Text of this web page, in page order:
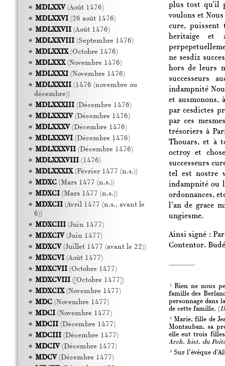
plus tost qu’il
voulons et
cure, puissent
heritaige et
ne sesdiz
hors de leurs
successeurs
indampnité
et ausmonons,
par cesdictes
par ces
trésoriers à
Thouars, et à
octroy et
successeurs
tel est nostre
indampnité ou
ordonnances,
l’an de grace
ungiesme.
Ainsi signé : Par
Contentor.
1Rien ne nous
famille des
personnage dans
de cette famille. (
2Marie, fille de
Montauban, sa
elle eut trois
Arch. hist. du
3Sur l’évêque
MDLXXV(Août 1476)
MDLXXVI(26 août 1476)
MDLXXVII(Août 1476)
MDLXXVIII(Septembre 1476)
MDLXXIX(Octobre 1476)
MDLXXX(Novembre 1476)
MDLXXXI(Novembre 1476)
MDLXXXII(1476 (novembre ou
décembre))
MDLXXXIII(Décembre 1476)
MDLXXXIV(Décembre 1476)
MDLXXXV(Décembre 1476)
MDLXXXVI(Décembre 1476)
MDLXXXVII(Décembre 1476)
MDLXXXVIII(1476)
MDLXXXIX(Février 1477 (n.s.))
MDXC(Mars 1477 (n.s.))
MDXCI(Mars 1477 (n.s.))
MDXCII(Avril 1477 (n.s., avant le
6))
MDXCIII(Juin 1477)
MDXCIV(Juin 1477)
MDXCV(Juillet 1477 (avant le 22))
MDXCVI(Août 1477)
MDXCVII(Octobre 1477)
MDXCVIII([Octobre 1477])
MDXCIX(Novembre 1477)
MDC(Novembre 1477)
MDCI(Novembre 1477)
MDCII(Décembre 1477)
MDCIII(Décembre 1477)
MDCIV(Décembre 1477)
MDCV(Décembre 1477)